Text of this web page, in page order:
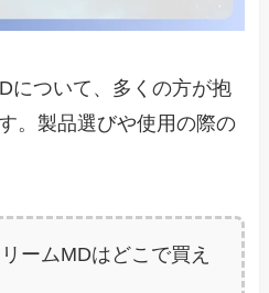
について、多くの方が抱
。製品選びや使用の際の
ームMDはどこで買え